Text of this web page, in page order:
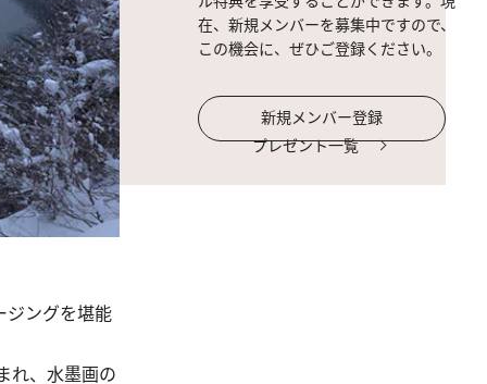
ジングを堪能
れ、水墨画の
在、新規メンバーを募集中ですので、
この機会に、ぜひご登録ください。
新規メンバー登録
プレゼント一覧